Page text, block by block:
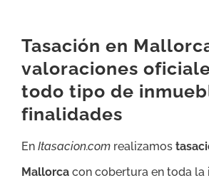
Tasación en
valoraciones
todo tipo de
finalidades
En Itasacion.com realizamos
Mallorca con cobertura en toda la